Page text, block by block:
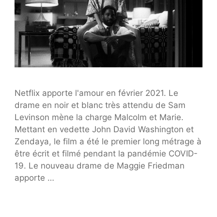
Netflix apporte l'amour en février 2021. Le
drame en noir et blanc très attendu de Sam
Levinson mène la charge Malcolm et Marie.
Mettant en vedette John David Washington et
Zendaya, le film a été le premier long métrage à
être écrit et filmé pendant la pandémie COVID-
19. Le nouveau drame de Maggie Friedman
apporte …